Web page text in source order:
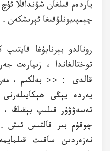
ياردەم قىلغان شۇنداقلا
چېمپىيونلۇقىغا ئېرىشكەن .
رونالدو بېرنابۇغا
توختالغاندا ، زىيارەت
قالدى : << بەلكىم ،
يەردە يېڭى
چوقۇم بىر قالتىس ئىش .
نەزەردىن ساقىت